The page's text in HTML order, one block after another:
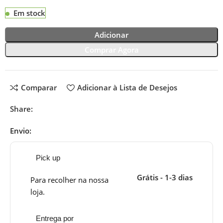
Em stock
Adicionar
Comparar Adicionar à Lista de Desejos
Share:
Envio:
Pick up
Para recolher na nossa
loja.
Grátis - 1-3 dias
Entrega por